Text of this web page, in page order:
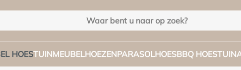
HOESTUINMEUBELHOEZENPARASOLHOESBBQ HOES